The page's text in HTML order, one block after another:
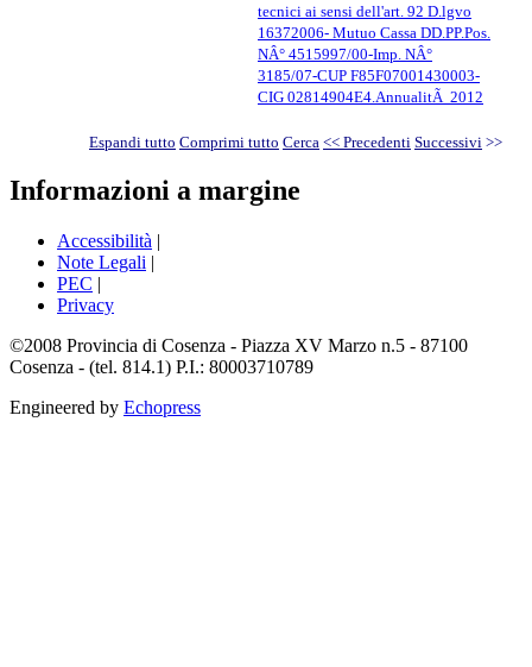
tecnici ai sensi dell'art. 92 D.lgvo
16372006- Mutuo Cassa DD.PP.Pos.
NÂ° 4515997/00-Imp. NÂ°
3185/07-CUP F85F07001430003-
CIG 02814904E4.AnnualitÃ 2012
Espandi tutto Comprimi tutto Cerca << Precedenti Successivi >>
Informazioni a margine
Accessibilità |
Note Legali |
PEC |
Privacy
©2008 Provincia di Cosenza - Piazza XV Marzo n.5 - 87100
Cosenza - (tel. 814.1) P.I.: 80003710789
Engineered by Echopress